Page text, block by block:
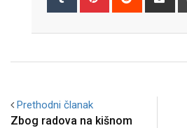
Prethodni članak
Zbog radova na kišnom